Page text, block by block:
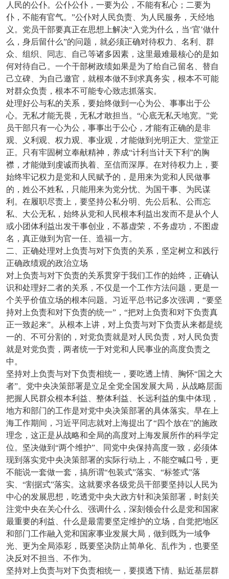
人民的公仆。公仆公仆，一要为公，不能有私心；二要为
仆，不能有官气。”公仆对人民负责、为人民服务，天经地
义。党员干部要真正在思想上解决“入党为什么，当‘官’做什
么，身后留什么”的问题，就必须正确对待权力、名利、群
众、组织、同志、自己等诸多因素，这里最难最核心的是如
何对待自己。一个干部树政绩如果是为了给自己留名、替自
己立碑、为自己邀官，就根本做不到求真务实，根本不可能
对群众负责，根本不可能专心致志抓落实。
处理好公与私的关系，要始终做到一心为公、事事出于公
心。无私才能无畏，无私才敢担当。“心底无私天地宽。”党
员干部只有一心为公，事事出于公心，才能有正确的是非
观、义利观、权力观、事业观，才能做到光明正大、堂堂正
正。只有牢固树立奉献精神，养成“计利当计天下利”的胸
襟，才能做到虔诚而执着、至信而深厚。在对待权力上，要
始终牢记权力是党和人民赋予的，是用来为党和人民做事
的，姓公不姓私，只能用来为党分忧、为国干事、为民谋
利。在履职尽责上，要坚持公私分明、先公后私、公而忘
私、大公无私，始终从党和人民根本利益出发而不是从个人
或小团体利益出发干事创业，不慕虚荣，不务虚功，不图虚
名，真正做到为官一任、造福一方。
二、正确处理对上负责与对下负责的关系，坚定树立和践行
正确政绩观的政治立场
对上负责与对下负责的关系贯穿于我们工作的始终，正确认
识和处理好二者的关系，不仅是一个工作方法问题，更是一
个关乎价值立场的根本问题。习近平总书记多次强调，“要坚
持对上负责和对下负责的统一”，“把对上负责和对下负责真
正一致起来”。从根本上讲，对上负责与对下负责从来都是统
一的、不可分割的，对党负责就是对人民负责，对人民负责
就是对党负责，两者统一于对党和人民事业的高度负责之
中。
坚持对上负责与对下负责相统一，要吃透上情、胸怀“国之大
者”。党中央决策部署是立足全党全国发展大局，从战略层面
把握人民群众根本利益、整体利益、长远利益的集中体现，
地方和部门的工作是对党中央决策部署的具体落实。早在上
海工作期间，习近平同志就对上海提出了“四个放在”的施政
理念，这正是从战略和全局的高度对上海发展所作的科学定
位。坚决做到“两个维护”、同党中央保持高度一致，必须体
现到落实党中央决策部署的实际行动上，不能空喊口号，更
不能说一套做一套，搞所谓“包装式”落实、“标签式”落
实、“割据式”落实。这就要求各级党员干部要坚持以人民为
中心的发展思想，吃透党中央大政方针和决策部署，时刻关
注党中央在关心什么、强调什么，深刻领会什么是党和国家
最重要的利益、什么是最需要坚定维护的立场，自觉把地区
和部门工作融入党和国家事业发展大局，做到既为一域争
光、更为全局添彩，既要坚决防止简单化、乱作为，也要坚
决反对不担当、不作为。
坚持对上负责与对下负责相统一，要摸透下情、贴近基层群